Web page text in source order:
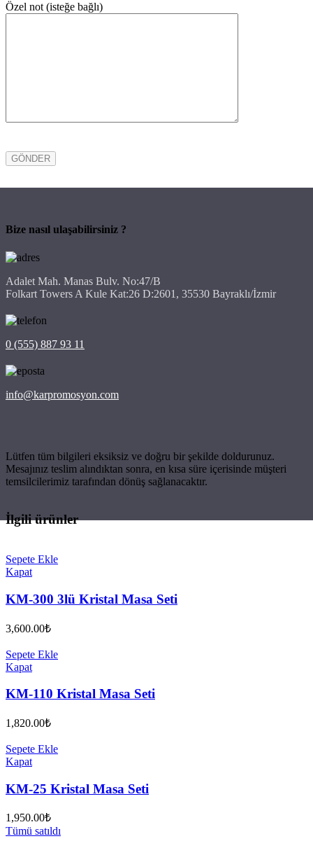
Özel not (isteğe bağlı)
Bize nasıl ulaşabilirsiniz ?
Adalet Mah. Manas Bulv. No:47/B
Folkart Towers A Kule Kat:26 D:2601, 35530 Bayraklı/İzmir
0 (555) 887 93 11
info@karpromosyon.com
Lütfen tüm bilgileri eksiksiz ve doğru bir şekilde doldurunuz.
Mesajınız teslim alındıktan sonra, en kısa süre içerisinde müşteri
temsilcilerimiz tarafından dönüş sağlanacaktır.
İlgili ürünler
Sepete Ekle
Kapat
KM-300 3lü Kristal Masa Seti
3,600.00₺
Sepete Ekle
Kapat
KM-110 Kristal Masa Seti
1,820.00₺
Sepete Ekle
Kapat
KM-25 Kristal Masa Seti
1,950.00₺
Tümü satıldı